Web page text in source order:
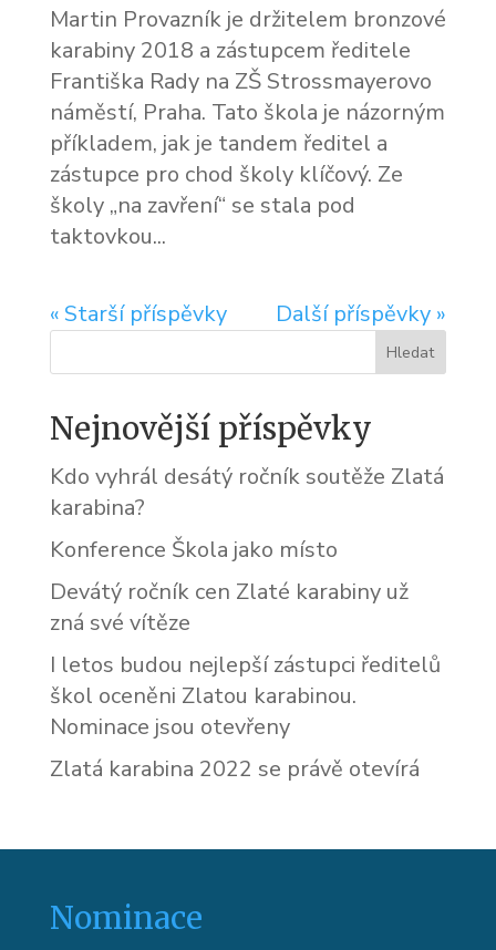
Martin Provazník je držitelem bronzové
karabiny 2018 a zástupcem ředitele
Františka Rady na ZŠ Strossmayerovo
náměstí, Praha. Tato škola je názorným
příkladem, jak je tandem ředitel a
zástupce pro chod školy klíčový. Ze
školy „na zavření“ se stala pod
taktovkou...
« Starší příspěvky Další příspěvky »
Nejnovější příspěvky
Kdo vyhrál desátý ročník soutěže Zlatá
karabina?
Konference Škola jako místo
Devátý ročník cen Zlaté karabiny už
zná své vítěze
I letos budou nejlepší zástupci ředitelů
škol oceněni Zlatou karabinou.
Nominace jsou otevřeny
Zlatá karabina 2022 se právě otevírá
Nominace